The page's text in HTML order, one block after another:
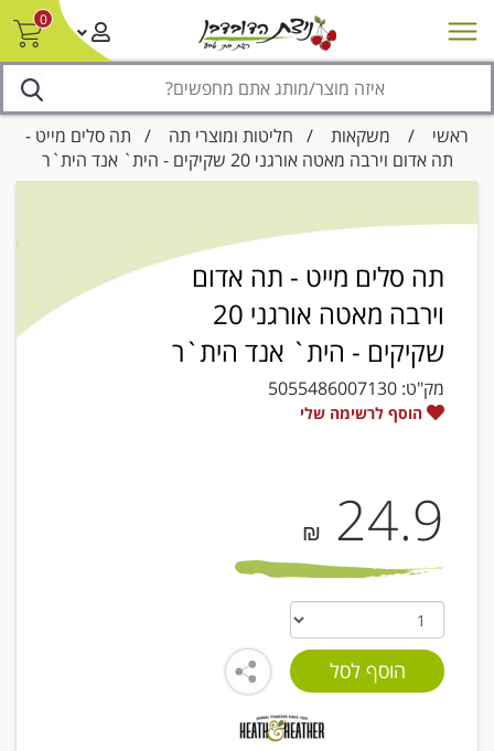
0
מבצעים סניפים צור קשר/ביטול הזמנה
ראשי / משקאות / חליטות ומוצרי תה / תה סלים מייט -
תה אדום וירבה מאטה אורגני 20 שקיקים - הית` אנד הית`ר
תה סלים מייט - תה אדום
וירבה מאטה אורגני 20
שקיקים - הית` אנד הית`ר
מק"ט: 5055486007130
הוסף לרשימה שלי
24.9
₪